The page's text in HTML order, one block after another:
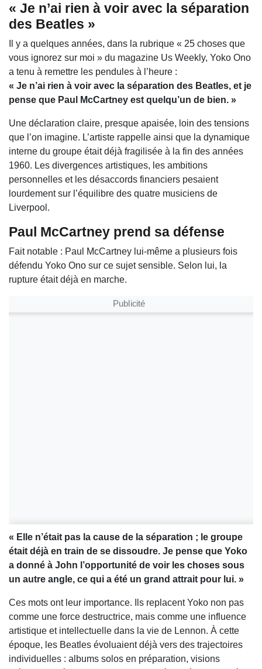
« Je n’ai rien à voir avec la séparation
des Beatles »
Il y a quelques années, dans la rubrique « 25 choses que
vous ignorez sur moi » du magazine Us Weekly, Yoko Ono
a tenu à remettre les pendules à l’heure :
« Je n’ai rien à voir avec la séparation des Beatles, et je
pense que Paul McCartney est quelqu’un de bien. »
Une déclaration claire, presque apaisée, loin des tensions
que l’on imagine. L’artiste rappelle ainsi que la dynamique
interne du groupe était déjà fragilisée à la fin des années
1960. Les divergences artistiques, les ambitions
personnelles et les désaccords financiers pesaient
lourdement sur l’équilibre des quatre musiciens de
Liverpool.
Paul McCartney prend sa défense
Fait notable : Paul McCartney lui-même a plusieurs fois
défendu Yoko Ono sur ce sujet sensible. Selon lui, la
rupture était déjà en marche.
Publicité
« Elle n’était pas la cause de la séparation ; le groupe
était déjà en train de se dissoudre. Je pense que Yoko
a donné à John l’opportunité de voir les choses sous
un autre angle, ce qui a été un grand attrait pour lui. »
Ces mots ont leur importance. Ils replacent Yoko non pas
comme une force destructrice, mais comme une influence
artistique et intellectuelle dans la vie de Lennon. À cette
époque, les Beatles évoluaient déjà vers des trajectoires
individuelles : albums solos en préparation, visions